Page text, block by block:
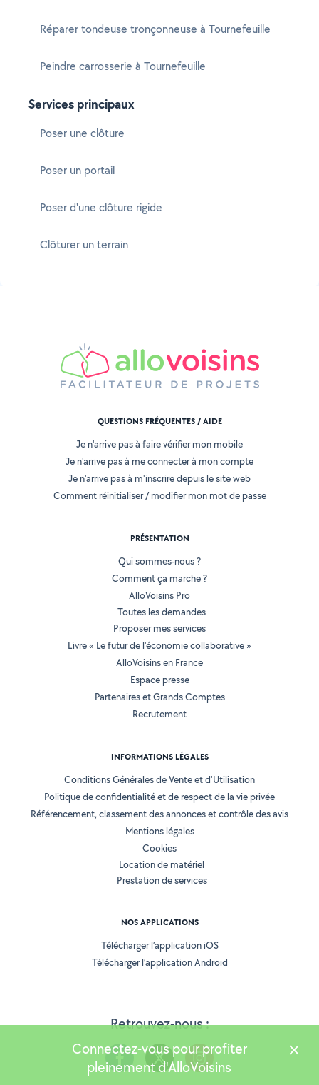
Réparer tondeuse tronçonneuse à Tournefeuille
Peindre carrosserie à Tournefeuille
Services principaux
Poser une clôture
Poser un portail
Poser d'une clôture rigide
Clôturer un terrain
Retrouvez-nous :
QUESTIONS FRÉQUENTES / AIDE
Je n'arrive pas à faire vérifier mon mobile
Je n'arrive pas à me connecter à mon compte
Je n'arrive pas à m'inscrire depuis le site web
Comment réinitialiser / modifier mon mot de passe
PRÉSENTATION
Qui sommes-nous ?
Comment ça marche ?
AlloVoisins Pro
Toutes les demandes
Proposer mes services
Livre « Le futur de l'économie collaborative »
AlloVoisins en France
Espace presse
Partenaires et Grands Comptes
Recrutement
INFORMATIONS LÉGALES
Conditions Générales de Vente et d'Utilisation
Politique de confidentialité et de respect de la vie privée
Référencement, classement des annonces et contrôle des avis
Mentions légales
Cookies
Location de matériel
Prestation de services
NOS APPLICATIONS
Télécharger l’application iOS
Télécharger l’application Android
Connectez-vous pour profiter
pleinement d'AlloVoisins